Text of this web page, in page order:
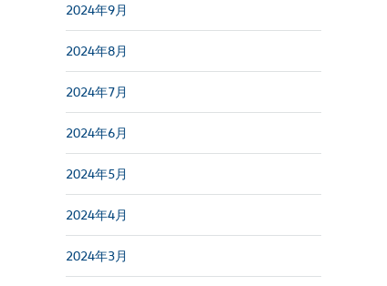
2024年9月
2024年8月
2024年7月
2024年6月
2024年5月
2024年4月
2024年3月